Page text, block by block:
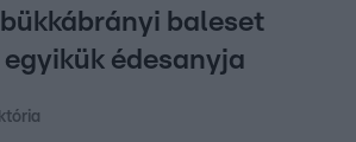
baleset
édesanyja